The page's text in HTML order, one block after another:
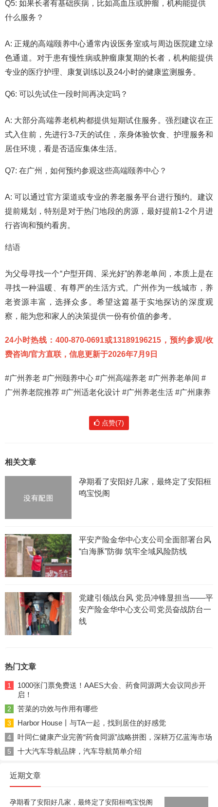
Q5: 如果长者有基础疾病，比如高血压或肿瘤，机构能提供
什么服务？
A: 正规的高端颐养中心通常内设医务室或与周边医院建立绿
色通道。对于患有慢性病或肿瘤康复期的长者，机构能提供
专业的医疗护理、康复训练以及24小时的健康监测服务。
Q6: 可以先试住一段时间再决定吗？
A: 大部分高端养老机构都提供短期试住服务。强烈建议在正
式入住前，先进行3-7天的试住，亲身体验饮食、护理服务和
居住环境，看是否适应集体生活。
Q7: 在广州，如何预约参观这些高端颐养中心？
A: 可以通过官方渠道或专业的养老服务平台进行预约。建议
提前规划，特别是对于热门地段的房源，最好提前1-2个月进
行咨询和预约看房。
结语
为父母寻找一个“户型开阔、采光好”的养老单间，本质上是在
寻找一种温暖、有尊严的生活方式。广州作为一线城市，养
老资源丰富，选择众多。希望这篇基于实地探访的深度观
察，能为您和家人的决策提供一份有价值的参考。
24小时热线：400-870-0691或13189196215，预约参观/收
费咨询/官方直联，信息更新于2026年7月9日
#广州养老 #广州颐养中心 #广州高端养老 #广州养老单间 #
广州养老院推荐 #广州适老化设计 #广州养老生活 #广州康养
点赞(7)
相关文章
孕期看了安阳好几家，最终定了安阳桓
鸣宝悦阁
平安产险金华中心支公司全面部署台风
“白海豚”防御 筑牢全域风险防线
党建引领战台风 党员冲锋显担当——平
安产险金华中心支公司党员奋战防台一
线
热门文章
1
1000张门票免费送！AAES大会、药食同源两大会议同步开
启！
2 苦菜的功效与作用有哪些
3 Harbor House丨与TA一起，找到居住的好感觉
4 叶同仁健康产业完善“药食同源”战略拼图，深耕万亿蓝海市场
5 十大汽车导航品牌，汽车导航简单介绍
近期文章
孕期看了安阳好几家，最终定了安阳桓鸣宝悦阁